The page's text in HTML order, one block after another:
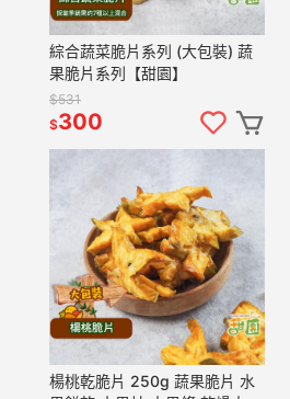
綜合蔬菜脆片系列 (大包裝) 蔬
果脆片系列【甜園】
$531
$300
楊桃乾脆片 250g 蔬果脆片 水